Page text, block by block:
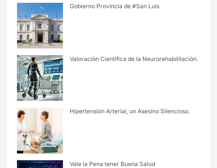
Gobierno Provincia de #San Luis
Valoraciòn Cientifica de la Neurorehabilitaciòn.
Hipertensiòn Arterial, un Asesino Silencioso.
Vale la Pena tener Buena Salud